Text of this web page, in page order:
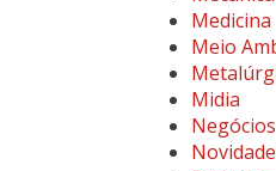
Medicina
Meio
Midia
Negócios